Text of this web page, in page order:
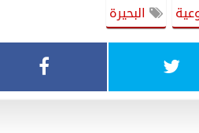
البحيرة